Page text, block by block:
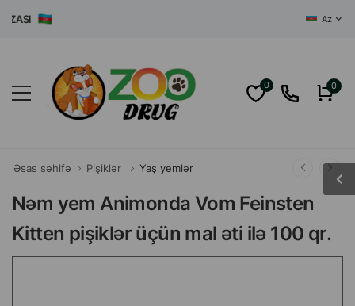
Az
0 0
Əsas səhifə Pişiklər Yaş yemlər
Nəm yem Animonda Vom Feinsten
Kitten pişiklər üçün mal əti ilə 100 qr.